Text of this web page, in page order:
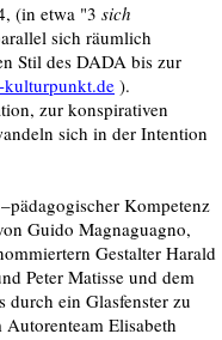
(in etwa "3 sich
sich räumlich
Stil des DADA bis zur
).
zur konspirativen
sich in der Intention
Kompetenz
Guido Magnaguagno,
Gestalter Harald
Peter Matisse und dem
durch ein Glasfenster zu
Elisabeth